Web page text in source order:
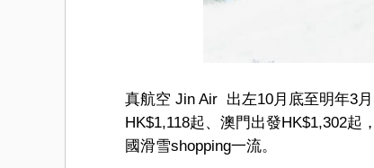
真航空 Jin Air 出左10月底至明年3
HK$1,118起、澳門出發HK$1,302
國滑雪shopping一流。